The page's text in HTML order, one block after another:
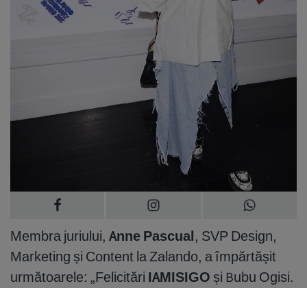
Membra juriului, Anne Pascual, SVP Design,
Marketing și Content la Zalando, a împărtășit
următoarele: „Felicitări IAMISIGO și Bubu Ogisi.